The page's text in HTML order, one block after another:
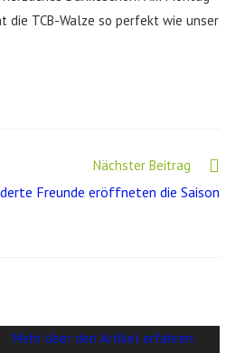
die TCB-Walze so perfekt wie unser
Nächster Beitrag
Freunde eröffneten die Saison